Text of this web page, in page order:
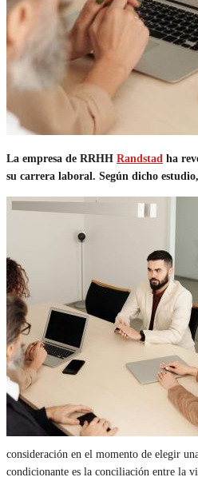
La empresa de RRHH Randstad ha
su carrera laboral. Según dicho
consideración en el momento de elegir
condicionante es la conciliación entre la